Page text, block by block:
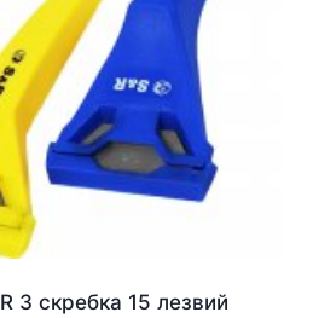
3 скребка 15 лезвий